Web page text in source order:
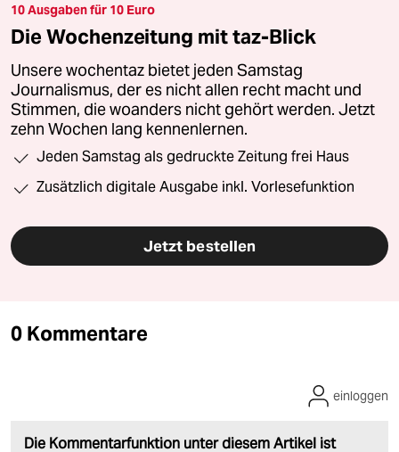
10 Ausgaben für 10 Euro
Die Wochenzeitung mit taz-Blick
Unsere wochentaz bietet jeden Samstag
Journalismus, der es nicht allen recht macht und
Stimmen, die woanders nicht gehört werden. Jetzt
zehn Wochen lang kennenlernen.
Jeden Samstag als gedruckte Zeitung frei Haus
Zusätzlich digitale Ausgabe inkl. Vorlesefunktion
Jetzt bestellen
0 Kommentare
Die Kommentarfunktion unter diesem Artikel ist
einloggen